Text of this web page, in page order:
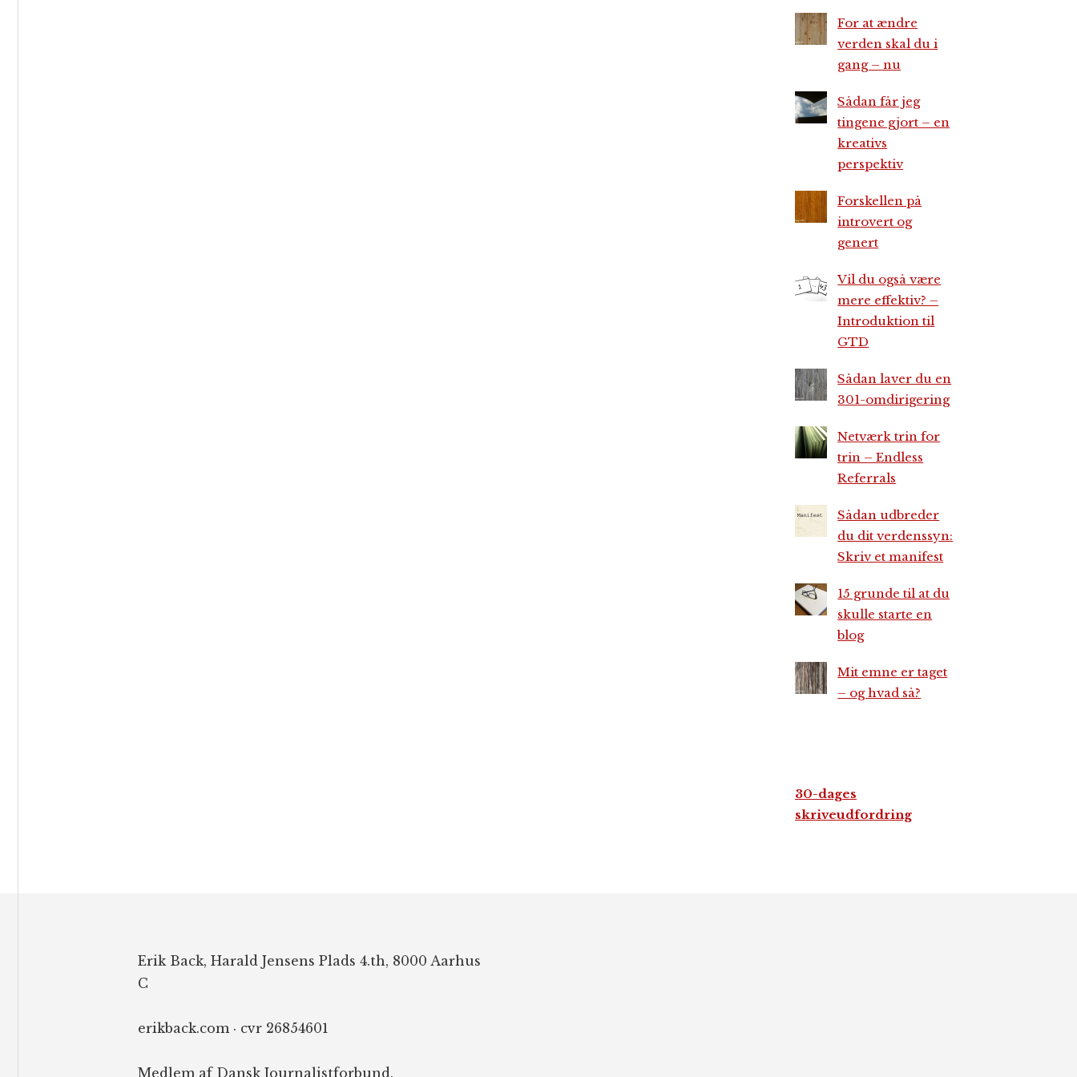
For at ændre
verden skal du i
gang – nu
Sådan får jeg
tingene gjort – en
kreativs
perspektiv
Forskellen på
introvert og
genert
Vil du også være
mere effektiv? –
Introduktion til
GTD
Sådan laver du en
301-omdirigering
Netværk trin for
trin – Endless
Referrals
Sådan udbreder
du dit verdenssyn:
Skriv et manifest
15 grunde til at du
skulle starte en
blog
Mit emne er taget
– og hvad så?
30-dages
skriveudfordring
Erik Back, Harald Jensens Plads 4.th, 8000 Aarhus
C
erikback.com · cvr 26854601
Medlem af Dansk Journalistforbund.